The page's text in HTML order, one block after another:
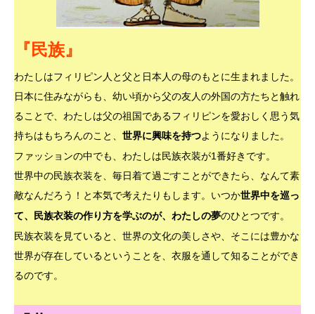
『民族』
わたしはフィリピン人と父と日本人の母のもとに生まれました。
日本に住みながらも、幼い頃から父の友人の外国の方たちと触れ
ることで、わたしは父の祖国であるフィリピンを愛おしく思う気
持ちはもちろんのこと、 世界に興味を持つようになりました。
ファッションの中でも、わたしは民族衣装が1番好きです。
世界中の民族衣装を、毎日着て過ごすことができたら、なんて素
敵なんだろう！と本気で考えたりもします。いつか世界中を巡っ
て、民族衣装の作り方を学ぶのが、わたしの夢のひとつです。
民族衣装を見ていると、世界の文化の美しさや、そこには豊かな
世界が存在しているということを、衣服を通して知ることができ
るのです。